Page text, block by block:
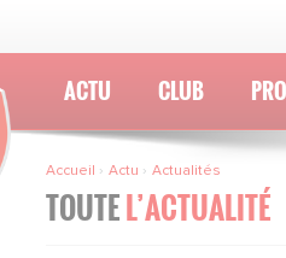
ACTU CLUB PRO
Accueil Actu Actualités
TOUTEL’ACTUALITÉ